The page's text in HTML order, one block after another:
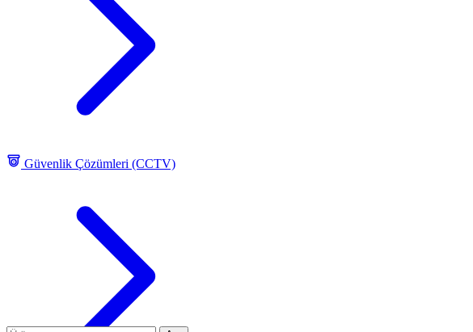
Güvenlik Çözümleri (CCTV)